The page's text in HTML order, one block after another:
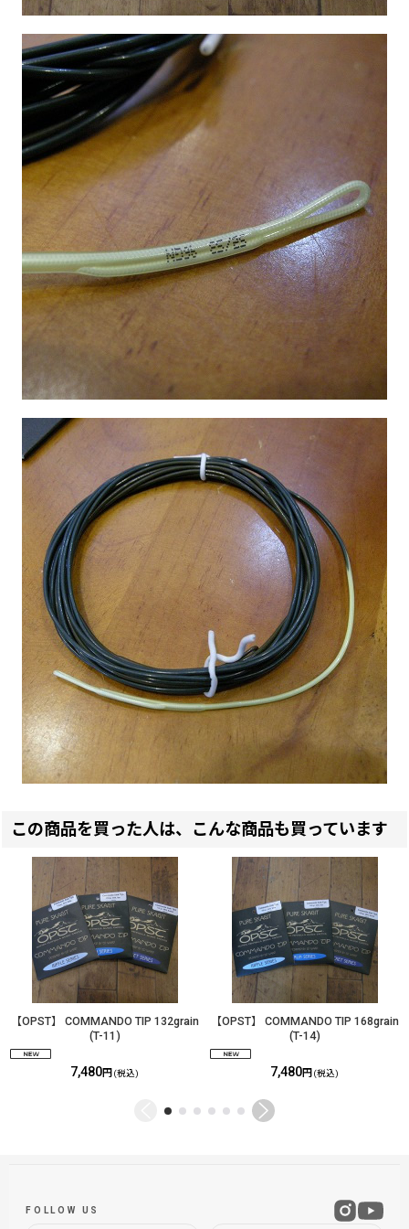
この商品を買った人は、こんな商品も買っています
【OPST】 COMMANDO TIP 132grain
(T-11)
7,480円 (税込)
【OPST】 COMMANDO TIP 168grain
(T-14)
7,480円 (税込)
FOLLOW US